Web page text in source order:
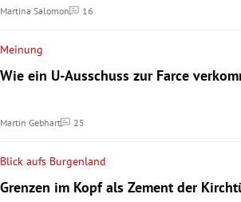
Martina Salomon 16
Kommentare
Meinung
Wie ein U-Ausschuss zur Farce
Martin Gebhart 25
Kommentare
Blick aufs Burgenland
Grenzen im Kopf als Zement der